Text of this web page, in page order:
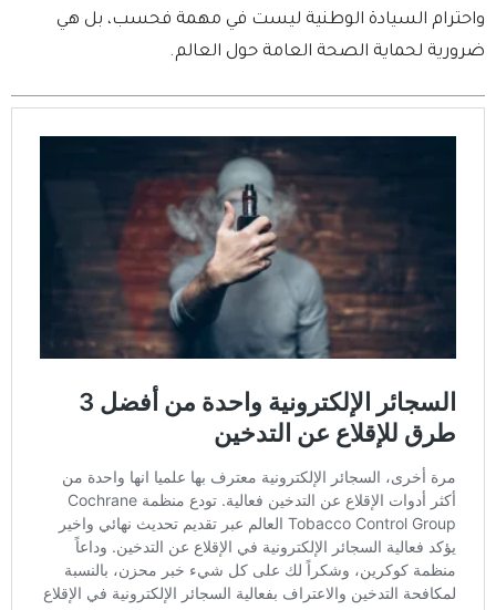
واحترام السيادة الوطنية ليست في مهمة فحسب، بل هي
ضرورية لحماية الصحة العامة حول العالم.